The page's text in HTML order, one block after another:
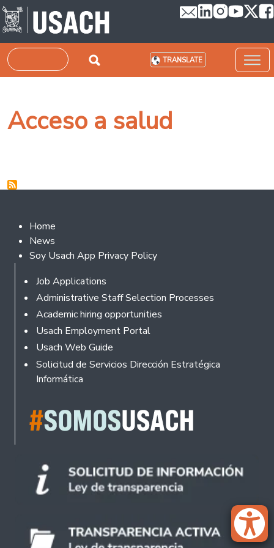
Skip to main content
Search TRANSLATE
Acceso a salud
Footer 2
Home
News
Soy Usach App Privacy Policy
Footer
Job Applications
Administrative Staff Selection Processes
Academic hiring opportunities
Usach Employment Portal
Usach Web Guide
Solicitud de Servicios Dirección Estratégica
Informática